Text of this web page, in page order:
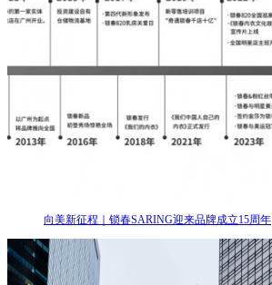
向美新征程｜锁春SARING迎来品牌成立15周年